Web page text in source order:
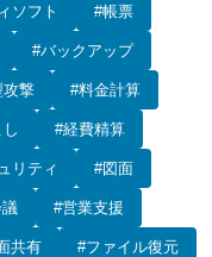
ソフト #帳票
#バックアップ
攻撃 #料金計算
#経費精算
リティ #図面
#営業支援
共有 #ファイル復元